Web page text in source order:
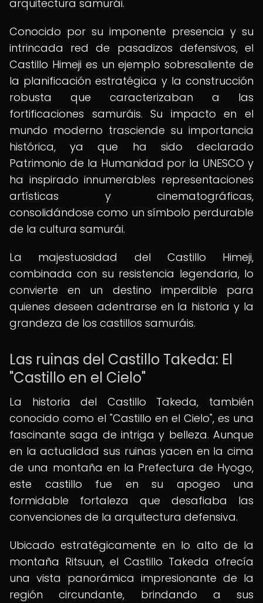
arquitectura samurái.
Conocido por su imponente presencia y su
intrincada red de pasadizos defensivos, el
Castillo Himeji es un ejemplo sobresaliente de
la planificación estratégica y la construcción
robusta que caracterizaban a las
fortificaciones samuráis. Su impacto en el
mundo moderno trasciende su importancia
histórica, ya que ha sido declarado
Patrimonio de la Humanidad por la UNESCO y
ha inspirado innumerables representaciones
artísticas y cinematográficas,
consolidándose como un símbolo perdurable
de la cultura samurái.
La majestuosidad del Castillo Himeji,
combinada con su resistencia legendaria, lo
convierte en un destino imperdible para
quienes deseen adentrarse en la historia y la
grandeza de los castillos samuráis.
Las ruinas del Castillo Takeda: El
"Castillo en el Cielo"
La historia del Castillo Takeda, también
conocido como el "Castillo en el Cielo", es una
fascinante saga de intriga y belleza. Aunque
en la actualidad sus ruinas yacen en la cima
de una montaña en la Prefectura de Hyogo,
este castillo fue en su apogeo una
formidable fortaleza que desafiaba las
convenciones de la arquitectura defensiva.
Ubicado estratégicamente en lo alto de la
montaña Ritsuun, el Castillo Takeda ofrecía
una vista panorámica impresionante de la
región circundante, brindando a sus